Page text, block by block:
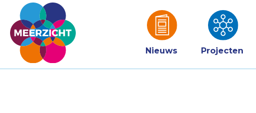
Nieuws Projecten